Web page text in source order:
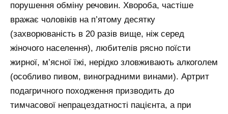
порушення обміну речовин. Хвороба, частіше
вражає чоловіків на п’ятому десятку
(захворюваність в 20 разів вище, ніж серед
жіночого населення), любителів рясно поїсти
жирної, м’ясної їжі, нерідко зловживають алкоголем
(особливо пивом, виноградними винами). Артрит
подагричного походження призводить до
тимчасової непрацездатності пацієнта, а при